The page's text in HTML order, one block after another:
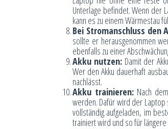
Unterlage befindet. Wenn der
kann es zu einem Wärmestau
Bei Stromanschluss den
sollte er herausgenommen
ebenfalls zu einer
Akku nutzen: Damit der
Wer den Akku dauerhaft
nachlässt.
Akku trainieren:Nach
werden. Dafür wird der Laptop
vollständig aufgeladen, im
trainiert wird und so für